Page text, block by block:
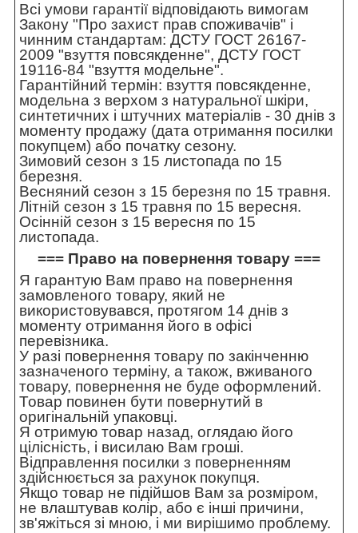
Всі умови гарантії відповідають вимогам
Закону "Про захист прав споживачів" і
чинним стандартам: ДСТУ ГОСТ 26167-
2009 "взуття повсякденне", ДСТУ ГОСТ
19116-84 "взуття модельне".
Гарантійний термін: взуття повсякденне,
модельна з верхом з натуральної шкіри,
синтетичних і штучних матеріалів - 30 днів з
моменту продажу (дата отримання посилки
покупцем) або початку сезону.
Зимовий сезон з 15 листопада по 15
березня.
Весняний сезон з 15 березня по 15 травня.
Літній сезон з 15 травня по 15 вересня.
Осінній сезон з 15 вересня по 15
листопада.
=== Право на повернення товару ===
Я гарантую Вам право на повернення
замовленого товару, який не
використовувався, протягом 14 днів з
моменту отримання його в офісі
перевізника.
У разі повернення товару по закінченню
зазначеного терміну, а також, вживаного
товару, повернення не буде оформлений.
Товар повинен бути повернутий в
оригінальній упаковці.
Я отримую товар назад, оглядаю його
цілісність, і висилаю Вам гроші.
Відправлення посилки з поверненням
здійснюється за рахунок покупця.
Якщо товар не підійшов Вам за розміром,
не влаштував колір, або є інші причини,
зв'яжіться зі мною, і ми вирішимо проблему.